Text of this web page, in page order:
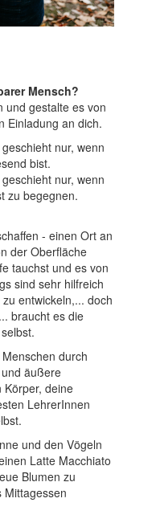
Mensch?
und gestalte es von
Einladung an dich.
nur, wenn
bist.
nur, wenn
zu begegnen.
- einen Ort an
der Oberfläche
tauchst und es von
sind sehr hilfreich
entwickeln,... doch
braucht es die
durch
äußere
Körper, deine
LehrerInnen
und den Vögeln
Latte Macchiato
Blumen zu
Mittagessen